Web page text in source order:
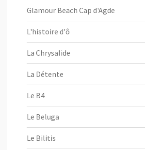
Glamour Beach Cap d'Agde
L'histoire d'ô
La Chrysalide
La Détente
Le B4
Le Beluga
Le Bilitis